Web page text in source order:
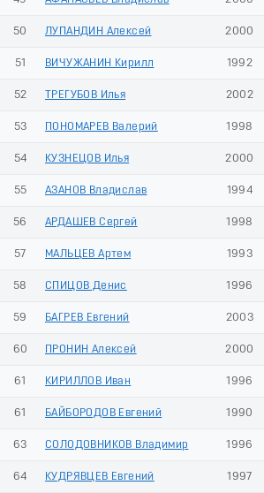
50 ЛУПАНДИН Алексей 2000
51 ВИЧУЖАНИН Кирилл 1992
52 ТРЕГУБОВ Илья 2002
53 ПОНОМАРЕВ Валерий 1998
54 КУЗНЕЦОВ Илья 2000
55 АЗАНОВ Владислав 1994
56 АРДАШЕВ Сергей 1998
57 МАЛЬЦЕВ Артем 1993
58 СПИЦОВ Денис 1996
59 БАГРЕВ Евгений 2003
60 ПРОНИН Алексей 2000
61 КИРИЛЛОВ Иван 1996
61 БАЙБОРОДОВ Евгений 1990
63 СОЛОДОВНИКОВ Владимир 1996
64 КУДРЯВЦЕВ Евгений 1997